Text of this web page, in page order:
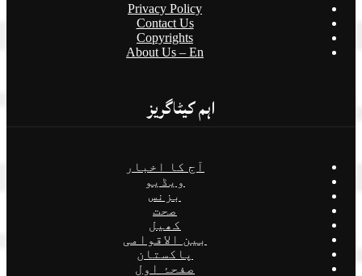
Privacy Policy
Contact Us
Copyrights
About Us – En
اہم کیٹاگریز
آج کا اخبار
ویڈیو
بزنس
صحت
کھیل
بین الاقوامی
پاکستان
صفحۂ اول